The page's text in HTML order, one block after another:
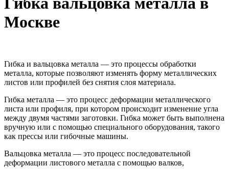
Москве
Гибка и вальцовка металла — это процессы обработки
металла, которые позволяют изменять форму металлических
листов или профилей без снятия слоя материала.
Гибка металла — это процесс деформации металлического
листа или профиля, при котором происходит изменение угла
между двумя частями заготовки. Гибка может быть выполнена
вручную или с помощью специального оборудования, такого
как прессы или гибочные машины.
Вальцовка металла — это процесс последовательной
деформации листового металла с помощью валков,